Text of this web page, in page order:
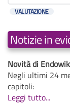
Notizie in
Novità di
Negli ultimi 24
capitoli:
Leggi tutto...